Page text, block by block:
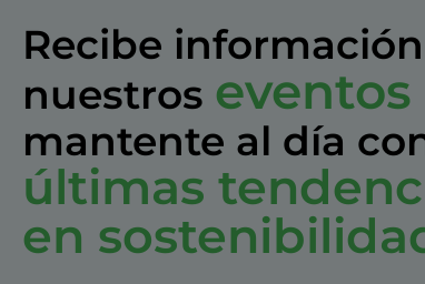
Recibe
nuestros eventos
mantente al día
últimas
en